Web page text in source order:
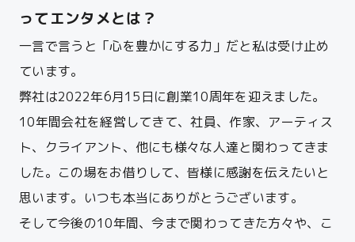
ってエンタメとは？
一言で言うと「心を豊かにする力」だと私は受け止め
ています。
弊社は2022年6月15日に創業10周年を迎えました。
10年間会社を経営してきて、社員、作家、アーティス
ト、クライアント、他にも様々な人達と関わってきま
した。この場をお借りして、皆様に感謝を伝えたいと
思います。いつも本当にありがとうございます。
そして今後の10年間、今まで関わってきた方々や、こ